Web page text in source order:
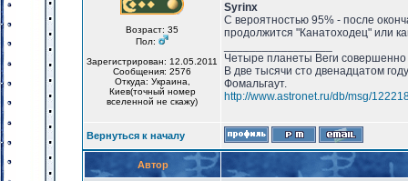
Возраст: 35
Пол:
Зарегистрирован: 12.05.2011
Сообщения: 2576
Откуда: Украина,
Киев(точный номер
вселенной не скажу)
Syrinx
С вероятностью 95% - после
продолжится "Канатоходец" или
Четыре планеты Веги
В две тысячи сто двенадцатом
Фомальгаут.
http://www.astronet.ru/db/msg/
Вернуться к началу
Автор